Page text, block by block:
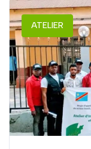
ATELIER